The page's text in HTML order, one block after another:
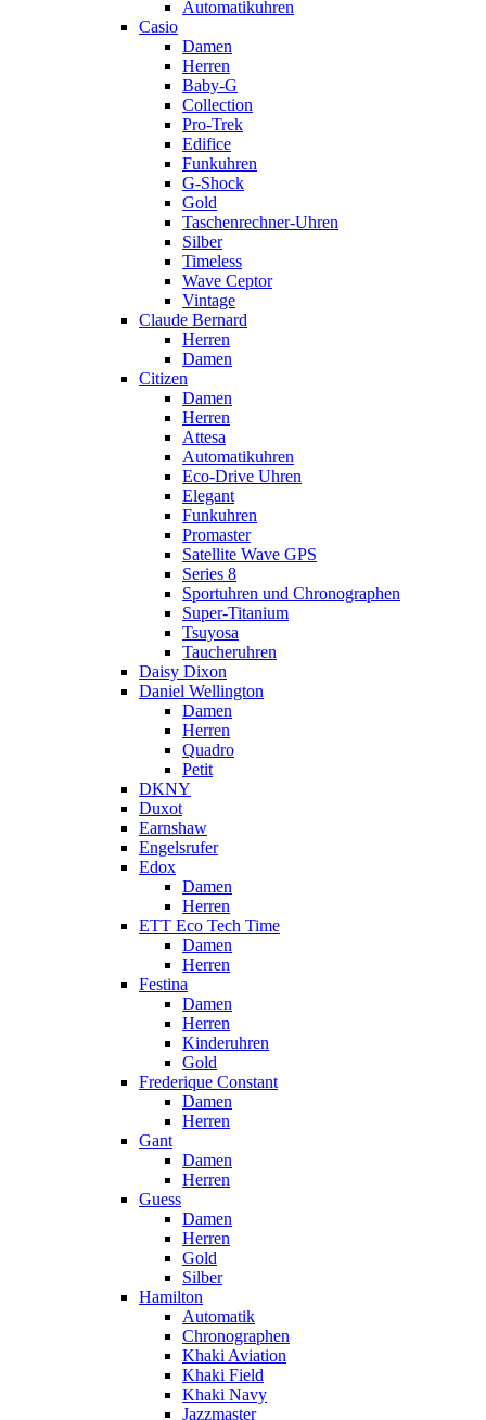
Automatikuhren
Casio
Damen
Herren
Baby-G
Collection
Pro-Trek
Edifice
Funkuhren
G-Shock
Gold
Taschenrechner-Uhren
Silber
Timeless
Wave Ceptor
Vintage
Claude Bernard
Herren
Damen
Citizen
Damen
Herren
Attesa
Automatikuhren
Eco-Drive Uhren
Elegant
Funkuhren
Promaster
Satellite Wave GPS
Series 8
Sportuhren und Chronographen
Super-Titanium
Tsuyosa
Taucheruhren
Daisy Dixon
Daniel Wellington
Damen
Herren
Quadro
Petit
DKNY
Duxot
Earnshaw
Engelsrufer
Edox
Damen
Herren
ETT Eco Tech Time
Damen
Herren
Festina
Damen
Herren
Kinderuhren
Gold
Frederique Constant
Damen
Herren
Gant
Damen
Herren
Guess
Damen
Herren
Gold
Silber
Hamilton
Automatik
Chronographen
Khaki Aviation
Khaki Field
Khaki Navy
Jazzmaster